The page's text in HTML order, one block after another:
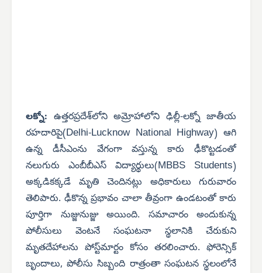
లక్నో: ఉత్తరప్రదేశ్‌లోని అమ్రోహాలోని ఢిల్లీ-లక్నో జాతీయ
రహదారిపై(Delhi-Lucknow National Highway) ఆగి
ఉన్న డీసీఎంను వేగంగా వస్తున్న కారు ఢీకొట్టడంతో
నలుగురు ఎంబీబీఎస్ విద్యార్థులు(MBBS Students)
అక్కడికక్కడే మృతి చెందినట్లు అధికారులు గురువారం
తెలిపారు. ఢీకొన్న ప్రభావం చాలా తీవ్రంగా ఉండటంతో కారు
పూర్తిగా నుజ్జునుజ్జు అయింది. సమాచారం అందుకున్న
పోలీసులు వెంటనే సంఘటనా స్థలానికి చేరుకుని
మృతదేహాలను పోస్ట్‌మార్టం కోసం తరలించారు. ఫోరెన్సిక్
బృందాలు, పోలీసు సిబ్బంది రాత్రంతా సంఘటన స్థలంలోనే